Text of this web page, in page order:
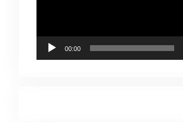
00:00